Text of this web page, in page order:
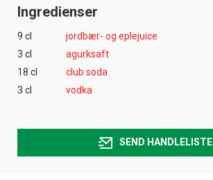
Ingredienser
9 cl
jordbær- og eplejuice
3 cl
agurksaft
18 cl
club soda
3 cl
vodka
SEND HANDLELISTE